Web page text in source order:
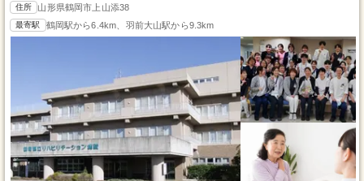
住所 山形県鶴岡市上山添38
最寄駅 鶴岡駅から6.4km、羽前大山駅から9.3km